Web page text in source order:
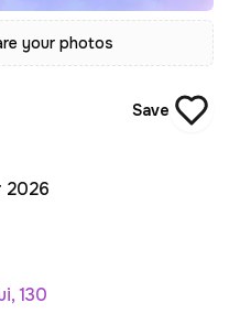
your photos
Save
2026
130